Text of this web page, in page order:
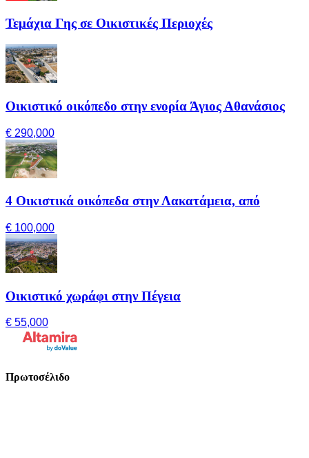
Τεμάχια Γης σε Οικιστικές Περιοχές
Οικιστικό οικόπεδο στην ενορία Άγιος Αθανάσιος
€ 290,000
4 Οικιστικά οικόπεδα στην Λακατάμεια, από
€ 100,000
Οικιστικό χωράφι στην Πέγεια
€ 55,000
Πρωτοσέλιδο